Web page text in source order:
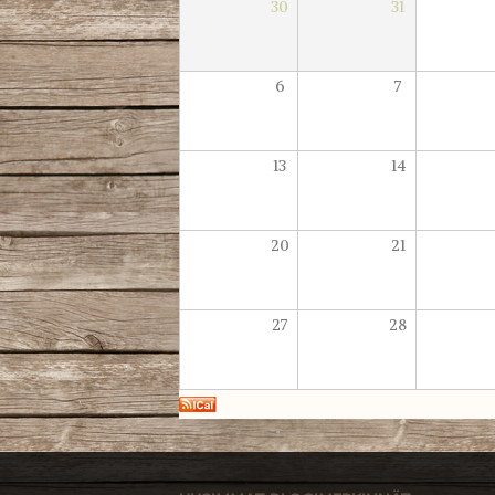
30
31
6 7
13 14
20 21
27 28